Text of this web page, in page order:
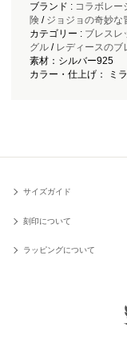
ブランド : コラボレー
険/ ジョジョの奇妙な
カテゴリー : ブレスレ
グル/ レディースのブ
素材：シルバー925
カラー・仕上げ： ミ
サイズガイド
刻印について
ラッピングについて